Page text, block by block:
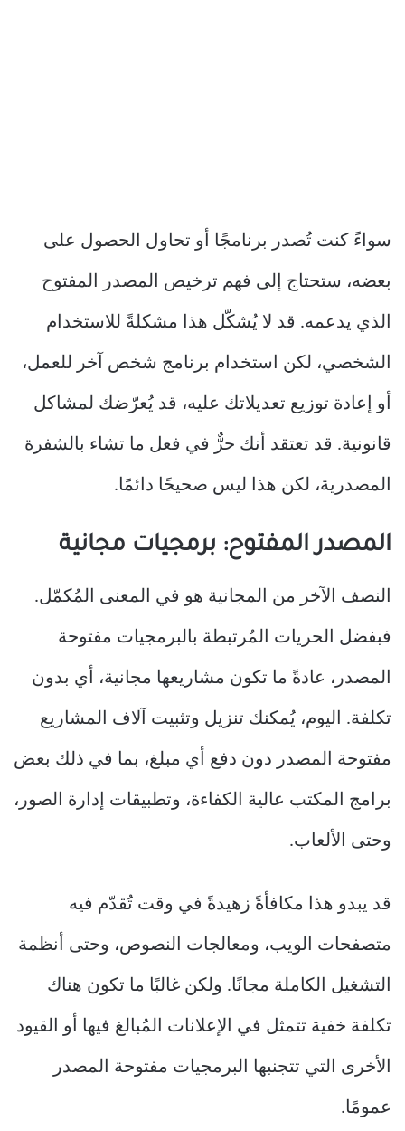
سواءً كنت تُصدر برنامجًا أو تحاول الحصول على
بعضه، ستحتاج إلى فهم ترخيص المصدر المفتوح
الذي يدعمه. قد لا يُشكّل هذا مشكلةً للاستخدام
الشخصي، لكن استخدام برنامج شخص آخر للعمل،
أو إعادة توزيع تعديلاتك عليه، قد يُعرّضك لمشاكل
قانونية. قد تعتقد أنك حرٌّ في فعل ما تشاء بالشفرة
المصدرية، لكن هذا ليس صحيحًا دائمًا.
المصدر المفتوح: برمجيات مجانية
النصف الآخر من المجانية هو في المعنى المُكمّل.
فبفضل الحريات المُرتبطة بالبرمجيات مفتوحة
المصدر، عادةً ما تكون مشاريعها مجانية، أي بدون
تكلفة. اليوم، يُمكنك تنزيل وتثبيت آلاف المشاريع
مفتوحة المصدر دون دفع أي مبلغ، بما في ذلك بعض
برامج المكتب عالية الكفاءة، وتطبيقات إدارة الصور،
وحتى الألعاب.
قد يبدو هذا مكافأةً زهيدةً في وقت تُقدّم فيه
متصفحات الويب، ومعالجات النصوص، وحتى أنظمة
التشغيل الكاملة مجانًا. ولكن غالبًا ما تكون هناك
تكلفة خفية تتمثل في الإعلانات المُبالغ فيها أو القيود
الأخرى التي تتجنبها البرمجيات مفتوحة المصدر
عمومًا.